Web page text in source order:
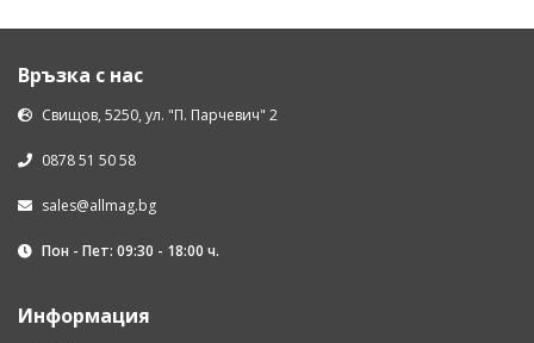
Връзка с нас
Свищов, 5250, ул. "П. Парчевич" 2
0878 51 50 58
sales@allmag.bg
Пон - Пет: 09:30 - 18:00 ч.
Информация